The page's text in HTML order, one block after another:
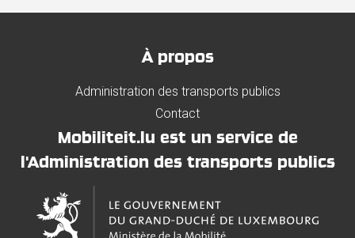
À propos
Administration des transports publics
Contact
Mobiliteit.lu est un service de
l'Administration des transports publics